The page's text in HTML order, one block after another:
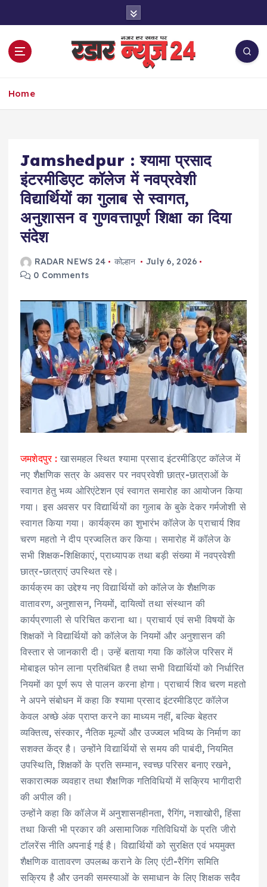
Home
Jamshedpur : श्यामा प्रसाद
इंटरमीडिएट कॉलेज में नवप्रवेशी
विद्यार्थियों का गुलाब से स्वागत,
अनुशासन व गुणवत्तापूर्ण शिक्षा का दिया
संदेश
RADAR NEWS 24 कोल्हान
July 6, 2026
0 Comments
जमशेदपुर : खासमहल स्थित श्यामा प्रसाद इंटरमीडिएट कॉलेज में
नए शैक्षणिक सत्र के अवसर पर नवप्रवेशी छात्र-छात्राओं के
स्वागत हेतु भव्य ओरिएंटेशन एवं स्वागत समारोह का आयोजन किया
गया। इस अवसर पर विद्यार्थियों का गुलाब के बुके देकर गर्मजोशी से
स्वागत किया गया। कार्यक्रम का शुभारंभ कॉलेज के प्राचार्य शिव
चरण महतो ने दीप प्रज्वलित कर किया। समारोह में कॉलेज के
सभी शिक्षक-शिक्षिकाएं, प्राध्यापक तथा बड़ी संख्या में नवप्रवेशी
छात्र-छात्राएं उपस्थित रहे।
कार्यक्रम का उद्देश्य नए विद्यार्थियों को कॉलेज के शैक्षणिक
वातावरण, अनुशासन, नियमों, दायित्वों तथा संस्थान की
कार्यप्रणाली से परिचित कराना था। प्राचार्य एवं सभी विषयों के
शिक्षकों ने विद्यार्थियों को कॉलेज के नियमों और अनुशासन की
विस्तार से जानकारी दी। उन्हें बताया गया कि कॉलेज परिसर में
मोबाइल फोन लाना प्रतिबंधित है तथा सभी विद्यार्थियों को निर्धारित
नियमों का पूर्ण रूप से पालन करना होगा। प्राचार्य शिव चरण महतो
ने अपने संबोधन में कहा कि श्यामा प्रसाद इंटरमीडिएट कॉलेज
केवल अच्छे अंक प्राप्त करने का माध्यम नहीं, बल्कि बेहतर
व्यक्तित्व, संस्कार, नैतिक मूल्यों और उज्ज्वल भविष्य के निर्माण का
सशक्त केंद्र है। उन्होंने विद्यार्थियों से समय की पाबंदी, नियमित
उपस्थिति, शिक्षकों के प्रति सम्मान, स्वच्छ परिसर बनाए रखने,
सकारात्मक व्यवहार तथा शैक्षणिक गतिविधियों में सक्रिय भागीदारी
की अपील की।
उन्होंने कहा कि कॉलेज में अनुशासनहीनता, रैगिंग, नशाखोरी, हिंसा
तथा किसी भी प्रकार की असामाजिक गतिविधियों के प्रति जीरो
टॉलरेंस नीति अपनाई गई है। विद्यार्थियों को सुरक्षित एवं भयमुक्त
शैक्षणिक वातावरण उपलब्ध कराने के लिए एंटी-रैगिंग समिति
सक्रिय है और उनकी समस्याओं के समाधान के लिए शिक्षक सदैव